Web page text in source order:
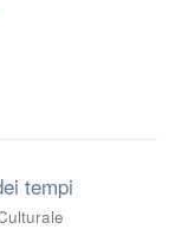
tempi